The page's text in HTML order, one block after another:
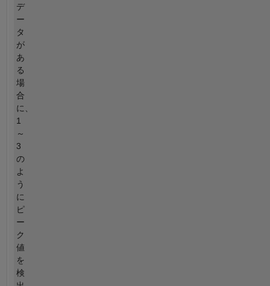
デ
ー
タ
が
あ
る
場
合
に、
1
～
3
の
よ
う
に
ピ
ー
ク
値
を
検